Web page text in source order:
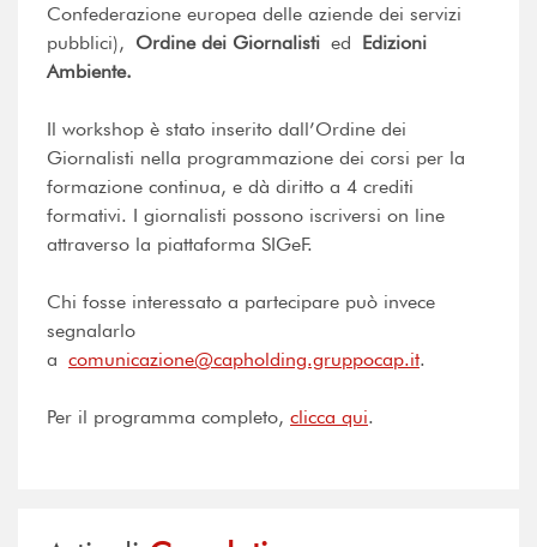
Confederazione europea delle aziende dei servizi
pubblici), Ordine dei Giornalisti ed Edizioni
Ambiente.
Il workshop è stato inserito dall’Ordine dei
Giornalisti nella programmazione dei corsi per la
formazione continua, e dà diritto a 4 crediti
formativi. I giornalisti possono iscriversi on line
attraverso la piattaforma SIGeF.
Chi fosse interessato a partecipare può invece
segnalarlo
a comunicazione@capholding.gruppocap.it.
Per il programma completo, clicca qui.